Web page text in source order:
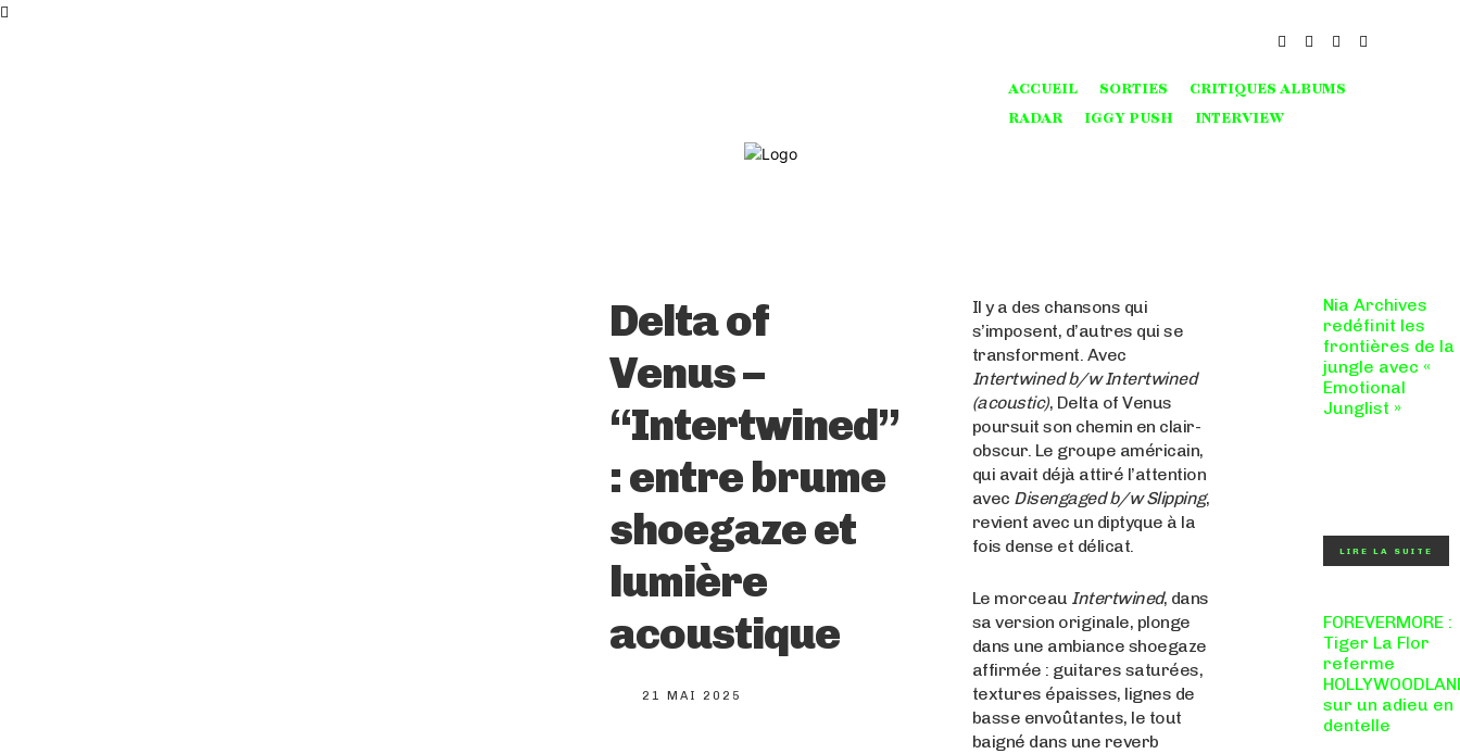
ACCUEIL SORTIES
CRITIQUES ALBUMS
RADAR
IGGY PUSH INTERVIEW
Delta of
Venus –
“Intertwined”
: entre brume
shoegaze et
lumière
acoustique
21 MAI 2025
Il y a des chansons qui
s’imposent, d’autres qui se
transforment. Avec
Intertwined b/w Intertwined
(acoustic), Delta of Venus
poursuit son chemin en clair-
obscur. Le groupe américain,
qui avait déjà attiré l’attention
avec Disengaged b/w Slipping,
revient avec un diptyque à la
fois dense et délicat.
Le morceau Intertwined, dans
sa version originale, plonge
dans une ambiance shoegaze
affirmée : guitares saturées,
textures épaisses, lignes de
basse envoûtantes, le tout
baigné dans une reverb
Nia Archives
redéfinit les
frontières de la
jungle avec «
Emotional
Junglist »
LIRE LA SUITE
FOREVERMORE :
Tiger La Flor
referme
sur un adieu en
dentelle